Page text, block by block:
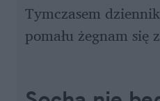
Tymczasem
pomału żegnam